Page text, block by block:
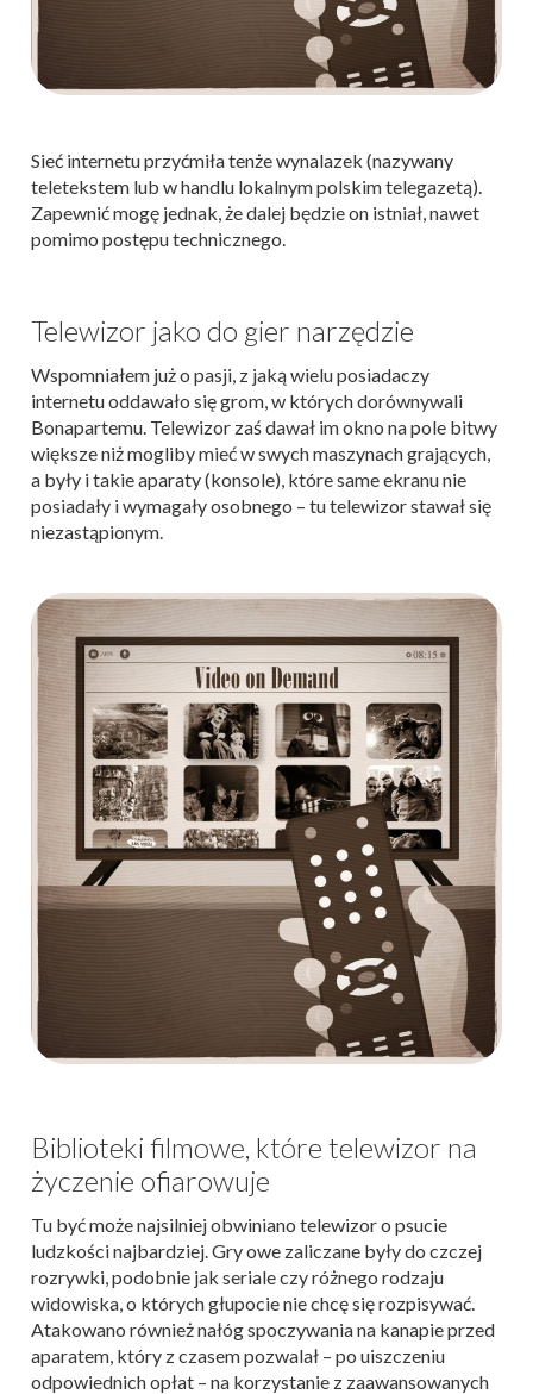
Sieć internetu przyćmiła tenże wynalazek (nazywany
teletekstem lub w handlu lokalnym polskim telegazetą).
Zapewnić mogę jednak, że dalej będzie on istniał, nawet
pomimo postępu technicznego.
Telewizor jako do gier narzędzie
Wspomniałem już o pasji, z jaką wielu posiadaczy
internetu oddawało się grom, w których dorównywali
Bonapartemu. Telewizor zaś dawał im okno na pole bitwy
większe niż mogliby mieć w swych maszynach grających,
a były i takie aparaty (konsole), które same ekranu nie
posiadały i wymagały osobnego – tu telewizor stawał się
niezastąpionym.
Biblioteki filmowe, które telewizor na
życzenie ofiarowuje
Tu być może najsilniej obwiniano telewizor o psucie
ludzkości najbardziej. Gry owe zaliczane były do czczej
rozrywki, podobnie jak seriale czy różnego rodzaju
widowiska, o których głupocie nie chcę się rozpisywać.
Atakowano również nałóg spoczywania na kanapie przed
aparatem, który z czasem pozwalał – po uiszczeniu
odpowiednich opłat – na korzystanie z zaawansowanych